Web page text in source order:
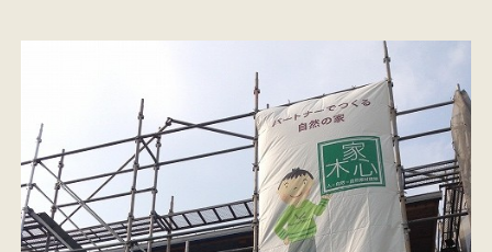
施工事例 お客様の声